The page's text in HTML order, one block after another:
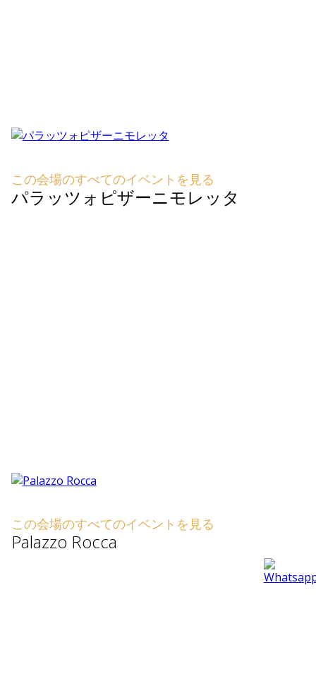
この会場のすべてのイベントを見る
パラッツォピザーニモレッタ
この会場のすべてのイベントを見る
Palazzo Rocca